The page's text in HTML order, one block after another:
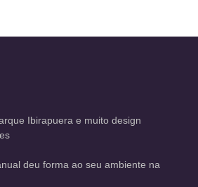
Ibirapuera e muito design
deu forma ao seu ambiente na